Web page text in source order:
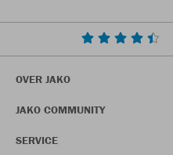
OVER JAKO
JAKO COMMUNITY
SERVICE